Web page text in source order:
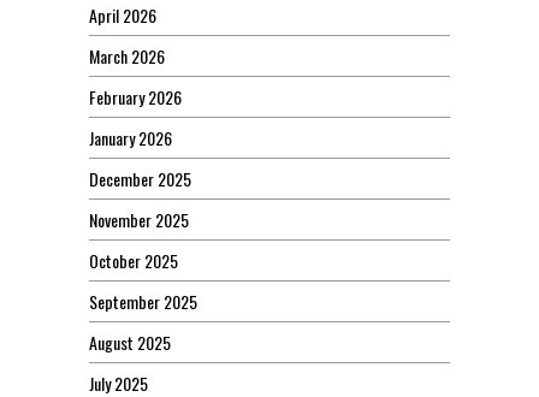
April 2026
March 2026
February 2026
January 2026
December 2025
November 2025
October 2025
September 2025
August 2025
July 2025